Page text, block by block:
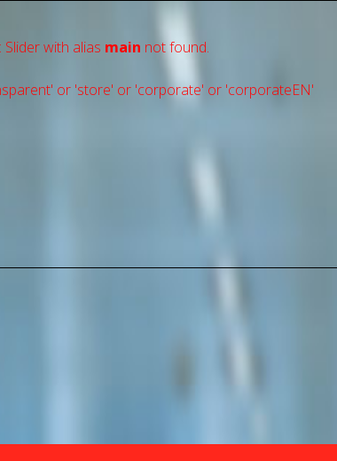
with alias main not found.
or 'store' or 'сorporate' or 'corporateEN'